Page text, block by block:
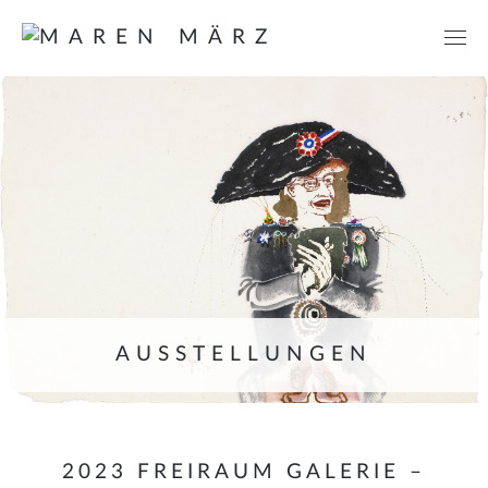
AUSSTELLUNGEN
2023 FREIRAUM GALERIE –